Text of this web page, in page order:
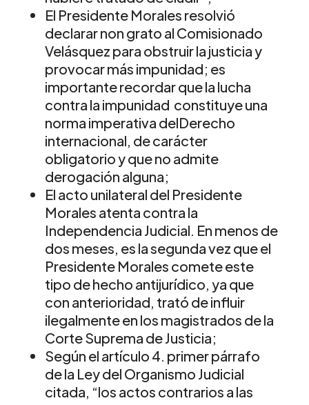
El Presidente Morales resolvió
declarar non grato al Comisionado
Velásquez para obstruir la justicia y
provocar más impunidad; es
importante recordar que la lucha
contra la impunidad constituye una
norma imperativa delDerecho
internacional, de carácter
obligatorio y que no admite
derogación alguna;
El acto unilateral del Presidente
Morales atenta contra la
Independencia Judicial. En menos de
dos meses, es la segunda vez que el
Presidente Morales comete este
tipo de hecho antijurídico, ya que
con anterioridad, trató de influir
ilegalmente en los magistrados de la
Corte Suprema de Justicia;
Según el artículo 4. primer párrafo
de la Ley del Organismo Judicial
citada, “los actos contrarios a las